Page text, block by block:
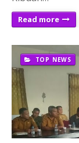
Read more
TOP NEWS